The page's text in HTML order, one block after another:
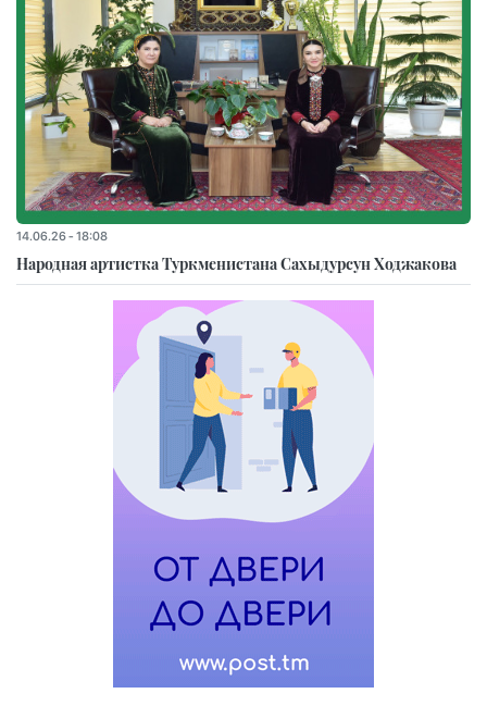
14.06.26 - 18:08
Народная артистка Туркменистана Сахыдурсун Ходжакова